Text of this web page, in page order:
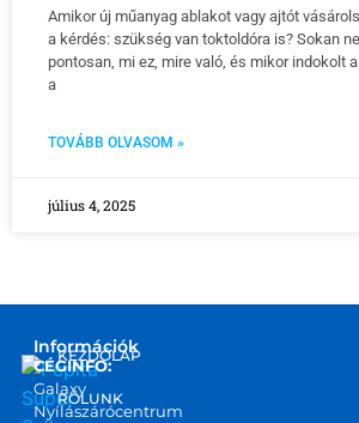
Amikor új műanyag ablakot vagy ajtót
a kérdés: szükség van toktoldóra is? Sokan
pontosan, mi ez, mire való, és mikor indokolt
a
TOVÁBB OLVASOM »
július 4, 2025
Információk
CÉGINFO:
Galaxy
Nyílászárócentrum
KEZDŐLAP
RÓLUNK